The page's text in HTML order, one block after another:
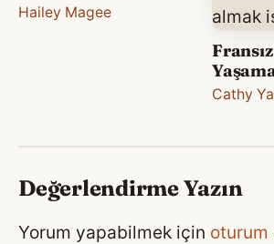
Hailey Magee
Cathy
Değerlendirme Yazın
Yorum yapabilmek için oturum